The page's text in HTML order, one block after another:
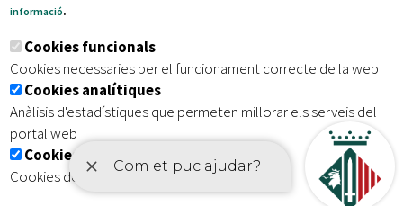
Subscriu-te al nostre butlletí
Inici | Avís legal | Protecció de dades
| Accessibilitat
informació.
Cookies funcionals
Cookies necessaries per el funcionament correcte de la web
Cookies analítiques
Anàlisis d'estadístiques que permeten millorar els serveis del
portal web
Cookies publicitàries
Cookies de tercers amb finalitat publicitària